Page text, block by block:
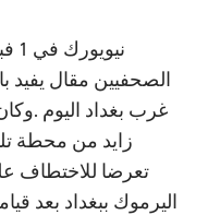
الصحفيين مقال
غرب بغداد اليوم
زايد من محطة
تعرضا للاختطاف
اليرموك ببغداد بعد